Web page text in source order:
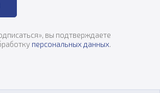
вы подтверждаете
персональных данных.